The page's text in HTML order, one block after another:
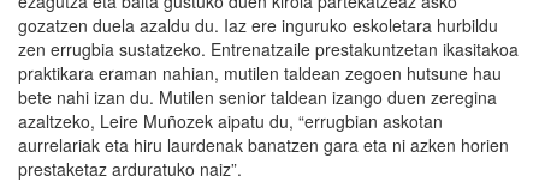
gozatzen duela azaldu du. Iaz ere inguruko eskoletara hurbildu
zen errugbia sustatzeko. Entrenatzaile prestakuntzetan ikasitakoa
praktikara eraman nahian, mutilen taldean zegoen hutsune hau
bete nahi izan du. Mutilen senior taldean izango duen zeregina
azaltzeko, Leire Muñozek aipatu du, “errugbian askotan
aurrelariak eta hiru laurdenak banatzen gara eta ni azken horien
prestaketaz arduratuko naiz”.